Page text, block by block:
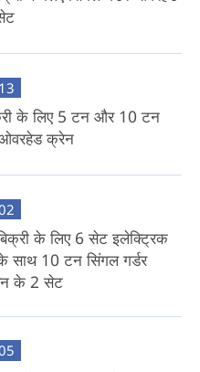
के लिए 5 टन और 10 टन
ओवरहेड क्रेन
के लिए 6 सेट इलेक्ट्रिक
साथ 10 टन सिंगल गर्डर
के 2 सेट